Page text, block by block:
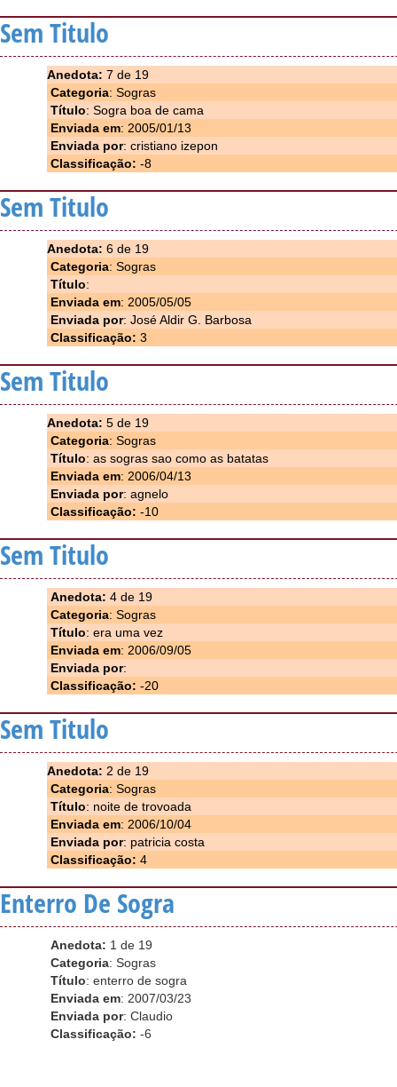
Sem Titulo
Anedota: 7 de 19
Categoria: Sogras
Título: Sogra boa de cama
Enviada em: 2005/01/13
Enviada por: cristiano izepon
Classificação: -8
Sem Titulo
Anedota: 6 de 19
Categoria: Sogras
Título:
Enviada em: 2005/05/05
Enviada por: José Aldir G. Barbosa
Classificação: 3
Sem Titulo
Anedota: 5 de 19
Categoria: Sogras
Título: as sogras sao como as batatas
Enviada em: 2006/04/13
Enviada por: agnelo
Classificação: -10
Sem Titulo
Anedota: 4 de 19
Categoria: Sogras
Título: era uma vez
Enviada em: 2006/09/05
Enviada por:
Classificação: -20
Sem Titulo
Anedota: 2 de 19
Categoria: Sogras
Título: noite de trovoada
Enviada em: 2006/10/04
Enviada por: patricia costa
Classificação: 4
Enterro De Sogra
Anedota: 1 de 19
Categoria: Sogras
Título: enterro de sogra
Enviada em: 2007/03/23
Enviada por: Claudio
Classificação: -6